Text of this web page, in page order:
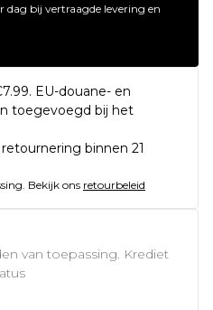
dag bij vertraagde levering en
EU-douane- en
toegevoegd bij het
binnen 21
Bekijk ons retourbeleid
van toepassing. Krediet